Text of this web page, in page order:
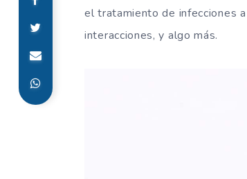
el tratamiento de infecciones
interacciones, y algo más.